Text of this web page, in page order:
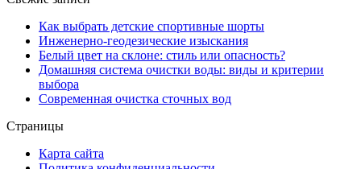
Как выбрать детские спортивные шорты
Инженерно-геодезические изыскания
Белый цвет на склоне: стиль или опасность?
Домашняя система очистки воды: виды и критерии
выбора
Современная очистка сточных вод
Страницы
Карта сайта